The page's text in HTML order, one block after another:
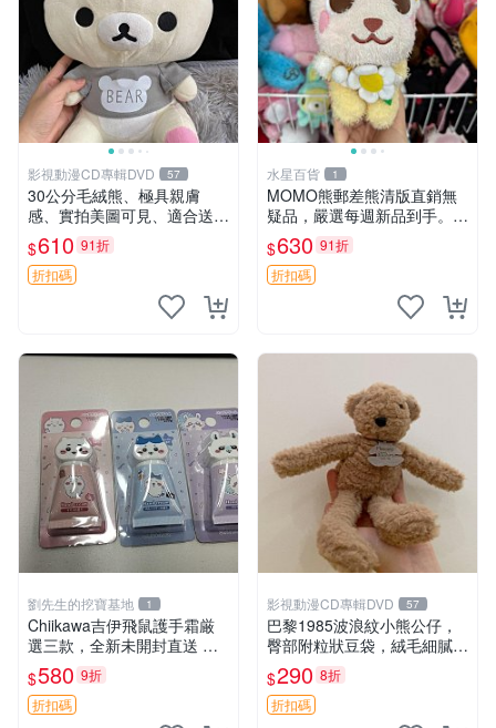
影視動漫CD專輯DVD 57
30公分毛絨熊、極具親膚
感、實拍美圖可見、適合送禮
收藏 毛絨熊 送禮 熊抱
$610 91折
折扣碼
水星百貨 1
MOMO熊郵差熊清版直銷無
疑品，嚴選每週新品到手。紅
薯啵啵鮮果間 郵差熊 清版 紅
薯啵啵間
$630 91折
折扣碼
劉先生的挖寶基地 1
Chiikawa吉伊飛鼠護手霜厳
選三款，全新未開封直送 飛
鼠 護手霜 吉伊三款 新貨
$580 9折
折扣碼
影視動漫CD專輯DVD 57
巴黎1985波浪紋小熊公仔，
臀部附粒狀豆袋，絨毛細膩臉
部可愛，中古嚴選推薦 小熊
公仔 豆袋
$290 8折
折扣碼